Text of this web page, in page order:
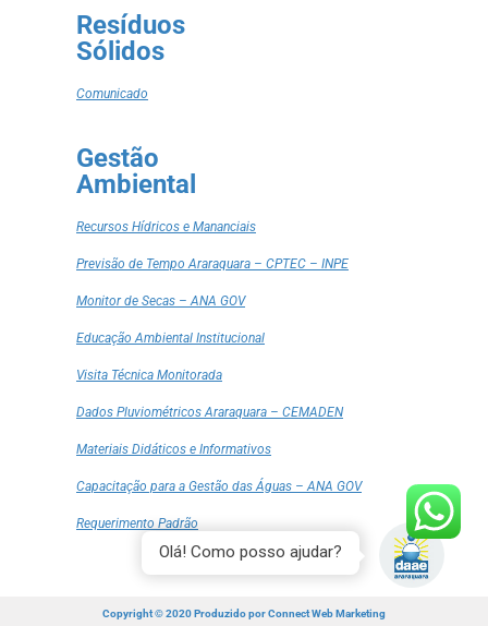
Resíduos
Sólidos
Comunicado
Gestão
Ambiental
Recursos Hídricos e Mananciais
Previsão de Tempo Araraquara – CPTEC – INPE
Monitor de Secas – ANA GOV
Educação Ambiental Institucional
Visita Técnica Monitorada
Dados Pluviométricos Araraquara – CEMADEN
Materiais Didáticos e Informativos
Capacitação para a Gestão das Águas – ANA GOV
Requerimento Padrão
Copyright © 2020 Produzido porConnect Web Marketing
Olá! Como posso ajudar?